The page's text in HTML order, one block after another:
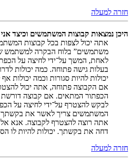
חזרה למעלה
היכן נמצאות קבוצות המשתמשים וכיצד
אתה יכול לצפות בכל קבוצות
משתמשים” בלוח הבקרה למשתמש
לאחת, המשך על־ידי לחיצה על
בעלות גישה פתוחה. כמה יכולות
יכולות להיות סגורות וכמה יכולות
אם הקבוצה פתוחה, אתה יכול
הכפתור המתאים. אם קבוצה דורשת
לבקש להצטרף על־ידי לחיצה על
המשתמשים צריך לאשר את בקשתך
אתה רוצה להצטרף לקבוצה. אנא
דחה את בקשתך. יכולות להיות לו
חזרה למעלה